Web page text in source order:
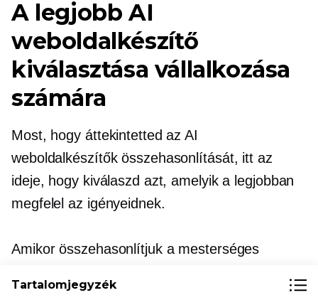
A legjobb AI
weboldalkészítő
kiválasztása vállalkozása
számára
Most, hogy áttekintetted az AI
weboldalkészítők összehasonlítását, itt az
ideje, hogy kiválaszd azt, amelyik a legjobban
megfelel az igényeidnek.
Amikor összehasonlítjuk a mesterséges
vegyük figyelembe az Ön konkrét igényeit
Tartalomjegyzék